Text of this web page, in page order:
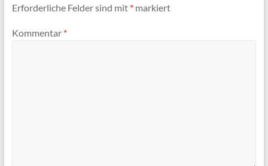
Erforderliche Felder sind mit *markiert
Kommentar *